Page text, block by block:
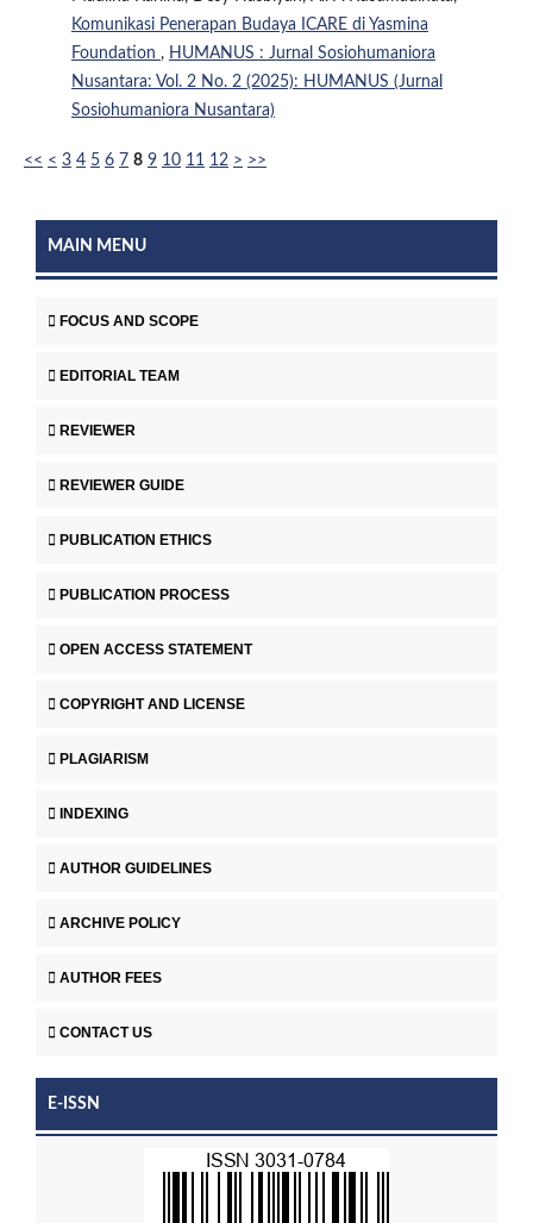
Komunikasi Penerapan Budaya ICARE di Yasmina
Foundation , HUMANUS : Jurnal Sosiohumaniora
Nusantara: Vol. 2 No. 2 (2025): HUMANUS (Jurnal
Sosiohumaniora Nusantara)
<< < 3 4 5 6 7 8 9 10 11 12 > >>
MAIN MENU
FOCUS AND SCOPE
EDITORIAL TEAM
REVIEWER
REVIEWER GUIDE
PUBLICATION ETHICS
PUBLICATION PROCESS
OPEN ACCESS STATEMENT
COPYRIGHT AND LICENSE
PLAGIARISM
INDEXING
AUTHOR GUIDELINES
ARCHIVE POLICY
AUTHOR FEES
CONTACT US
E-ISSN